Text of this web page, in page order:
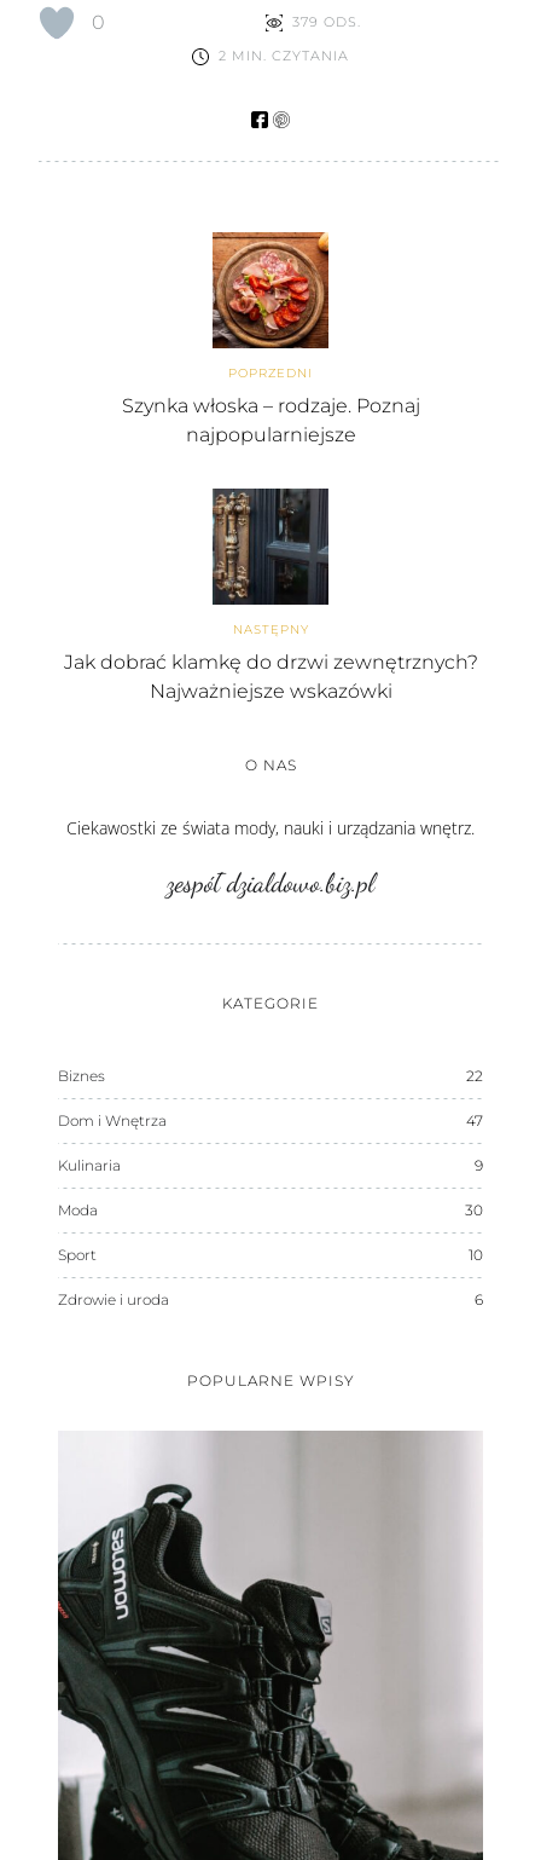
0
379 ODS.
2 MIN. CZYTANIA
POPRZEDNI
Szynka włoska – rodzaje. Poznaj
najpopularniejsze
NASTĘPNY
Jak dobrać klamkę do drzwi zewnętrznych?
Najważniejsze wskazówki
O NAS
Ciekawostki ze świata mody, nauki i urządzania wnętrz.
zespół dzialdowo.biz.pl
KATEGORIE
Biznes 22
Dom i Wnętrza 47
Kulinaria 9
Moda 30
Sport 10
Zdrowie i uroda 6
POPULARNE WPISY